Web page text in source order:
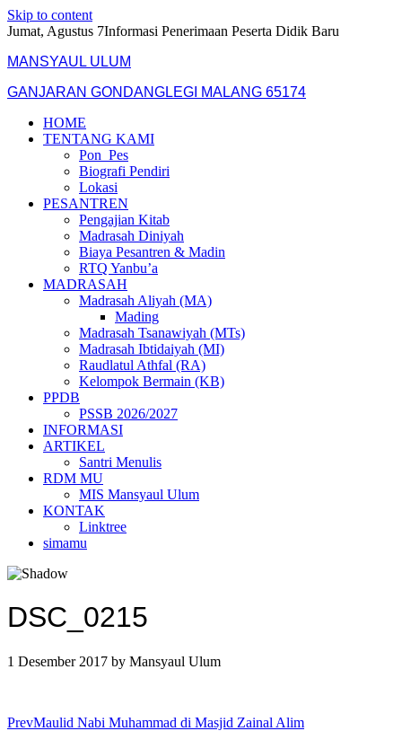
Skip to content
Jumat, Agustus 7Informasi Penerimaan Peserta Didik Baru
MANSYAUL ULUM
GANJARAN GONDANGLEGI MALANG 65174
HOME
TENTANG KAMI
Pon_Pes
Biografi Pendiri
Lokasi
PESANTREN
Pengajian Kitab
Madrasah Diniyah
Biaya Pesantren & Madin
RTQ Yanbu’a
MADRASAH
Madrasah Aliyah (MA)
Mading
Madrasah Tsanawiyah (MTs)
Madrasah Ibtidaiyah (MI)
Raudlatul Athfal (RA)
Kelompok Bermain (KB)
PPDB
PSSB 2026/2027
INFORMASI
ARTIKEL
Santri Menulis
RDM MU
MIS Mansyaul Ulum
KONTAK
Linktree
simamu
DSC_0215
1 Desember 2017 by Mansyaul Ulum
PrevMaulid Nabi Muhammad di Masjid Zainal Alim